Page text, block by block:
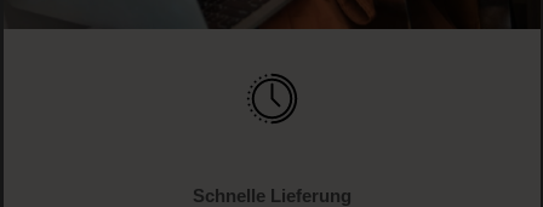
Schnelle Lieferung